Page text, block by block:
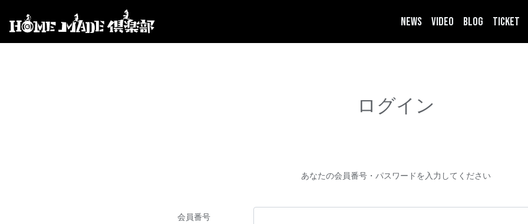
NEWS VIDEO BLOG TICKET
ログイン
あなたの会員番号・パスワードを入力してください
会員番号